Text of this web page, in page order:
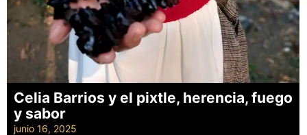
Celia Barrios y el pixtle, herencia, fuego
y sabor
junio 16, 2025